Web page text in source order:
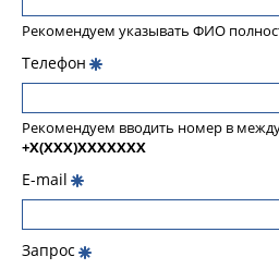
Рекомендуем указывать ФИО
Телефон
Рекомендуем вводить номер в
+X(XXX)XXXXXXX
E-mail
Запрос